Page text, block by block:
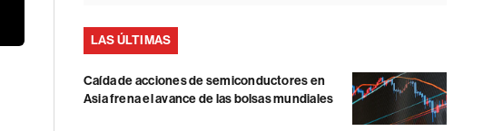
LAS ÚLTIMAS
Caída de acciones de semiconductores en
Asia frena el avance de las bolsas mundiales